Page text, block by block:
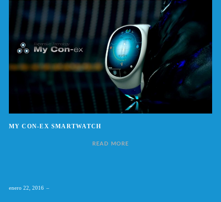
MY CON-EX SMARTWATCH
READ MORE
enero 22, 2016